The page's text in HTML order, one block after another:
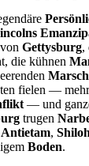
von Gettysburg,
die kühnen
Marsch
fielen —
— und
trugen
Antietam, Shiloh
Boden.